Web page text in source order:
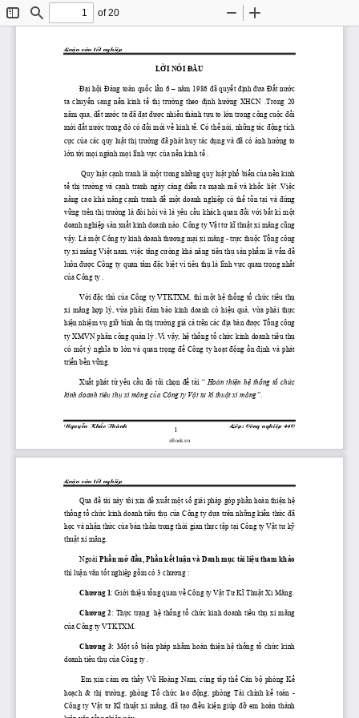
ToggleFind
of 20
Zoom
LuËn v ̈n tèt nghiÖp
NguyÔn Kh¾c Thμnh Líp: C«ng nghiÖp 44C
1
LỜI NÓI ĐẦU
Đại hội Đảng toàn quốc lần 6 – năm 1986 đã quyết định đưa Đất nước
ta chuyển
  sang
nền
  kinh
tế thị
  tr
ường
  theo
định
  h
ướng
  XHCN  .Trong  20
năm qua, đất nước ta đã đạt được nhiều thành tựu to lớn trong công cuộc đổi
mới đất nước trong đó có đổi mới về kinh tế. Có thể nói, những tác động tích
cực của các quy luật thị trường đã phát huy tác dụng và đã có ảnh hưởng to
lớn tới mọi ngành mọi lĩnh vực của nền kinh tế .
Quy luật cạnh tranh là một trong những quy luật phổ biến của nền kinh
tế thị
  tr
ường
  và
cạnh
  tranh  ngày  càng
diễn
  ra
mạnh mẽ
  và
khốc liệt .Việc
nâng  cao khả
  n
ăng cạnh
  tranh
để một
  doanh
nghiệp
  có
thể tồn tại
  và
đứng
vững trên thị trường là đòi hỏi và là yêu cầu khách quan đối với bất kì một
doanh nghiệp sản xuất kinh doanh nào. Công ty Vật tư kĩ thuật xi măng cũng
vậy. Là một Công ty kinh doanh thương mại xi măng - trực thuộc Tổng công
ty xi măng Việt nam, việc tăng cường khả năng tiêu thụ sản phẩm là vấn đề
luôn được Công ty quan tâm đặc biệt vì tiêu thụ là lĩnh vực quan trọng nhất
của Công ty .
Với đặc thù của Công ty VTKTXM, thì một hệ thống tổ chức tiêu thụ
xi  măng hợp
  lý,
vừa phải đảm bảo
  kinh  doanh  có
hiệu quả, vừa phải thực
hiện nhiệm vụ giữ bình ổn thị trường giá cả trên các địa bàn được Tổng công
ty XMVN phân công quản lý .Vì vậy, hệ thống tổ chức kinh doanh tiêu thụ
có một ý nghĩa to lớn và quan trọng để Công ty hoạt động ổn định và phát
triển bền vững.
Xuất phát từ yêu cầu đó tôi chọn đề tài “ Hoàn thiện hệ thống tổ chức
kinh doanh tiêu thụ xi măng của Công ty Vật tư kĩ thuật xi măng”
zBook.vn
LuËn v ̈n tèt nghiÖp
Qua đề tài này tôi xin đề xuất một số giải pháp góp phần hoàn thiện hệ
thống tổ chức kinh doanh tiêu thụ của Công ty dựa trên những kiến thức đã
học và nhận thức của bản thân trong thời gian thực tập tại Công ty Vật tư kỹ
thuật xi măng.
Ngoài Phần mở đầu, Phần kết luận và Danh mục tài liệu tham khảo
thì luận văn tốt nghiệp gồm có 3 chương :
Chương 1: Giới thiệu tổng quan về Công ty Vật Tư Kĩ Thuật Xi Măng.
Chương 2: Thực trạng hệ thống tổ chức kinh doanh tiêu thụ xi măng
của Công ty VTKTXM.
Chương  3: Một số biện
  pháp
nhằm
  hoàn
thiện hệ thống tổ chức
  kinh
doanh tiêu thụ của Công ty .
Em  xin cảm ơn thầy Vũ
  Hoàng  Nam,  cùng  tâp
thể
  Cán
bộ
  phòng
Kế
hoạch
  &
thị
  tr
ường,
  phòng
Tổ chức
  lao
động,
  phòng  Tài  chính
kế
  toán  -
Công  ty Vật
  t
ư Kĩ thuật
  xi  m
ăng, đã tạo điều kiện
  giúp
đỡ
  em  hoàn  thành